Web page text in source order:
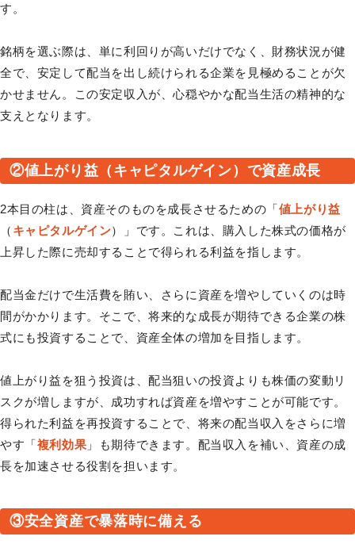
す。
銘柄を選ぶ際は、単に利回りが高いだけでなく、財務状況が健
全で、安定して配当を出し続けられる企業を見極めることが欠
かせません。この安定収入が、心穏やかな配当生活の精神的な
支えとなります。
②値上がり益（キャピタルゲイン）で資産成長
2本目の柱は、資産そのものを成長させるための「 値上がり益
（ キャピタルゲイン）」です。これは、購入した株式の価格が
上昇した際に売却することで得られる利益を指します。
配当金だけで生活費を賄い、さらに資産を増やしていくのは時
間がかかります。そこで、将来的な成長が期待できる企業の株
式にも投資することで、資産全体の増加を目指します。
値上がり益を狙う投資は、配当狙いの投資よりも株価の変動リ
スクが増しますが、成功すれば資産を増やすことが可能です。
得られた利益を再投資することで、将来の配当収入をさらに増
やす「 複利効果 」も期待できます。配当収入を補い、資産の成
長を加速させる役割を担います。
③安全資産で暴落時に備える